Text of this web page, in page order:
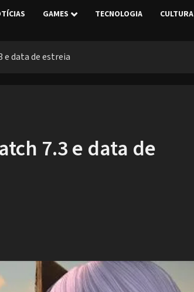
GAMES TECNOLOGIA CULTURA
e data de estreia
7.3 e data de